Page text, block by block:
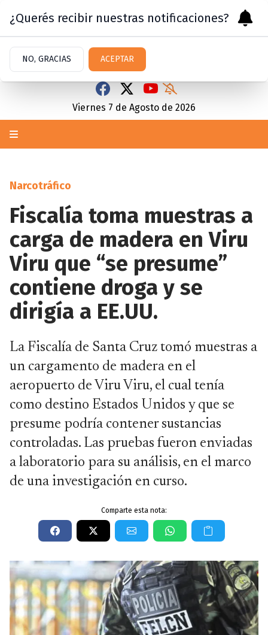
Viernes 7 de Agosto de 2026
Narcotráfico
Fiscalía toma muestras a
carga de madera en Viru
Viru que “se presume”
contiene droga y se
dirigía a EE.UU.
La Fiscalía de Santa Cruz tomó muestras a
un cargamento de madera en el
aeropuerto de Viru Viru, el cual tenía
como destino Estados Unidos y que se
presume podría contener sustancias
controladas. Las pruebas fueron enviadas
a laboratorio para su análisis, en el marco
de una investigación en curso.
Comparte esta nota:
¿Querés recibir nuestras notificaciones?
NO, GRACIAS ACEPTAR